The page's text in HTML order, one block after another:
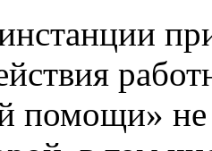
помощи» не